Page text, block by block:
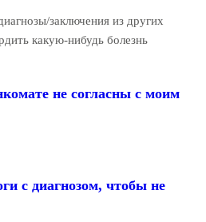
заключения из других
какую-нибудь болезнь
не согласны с моим
с диагнозом, чтобы не